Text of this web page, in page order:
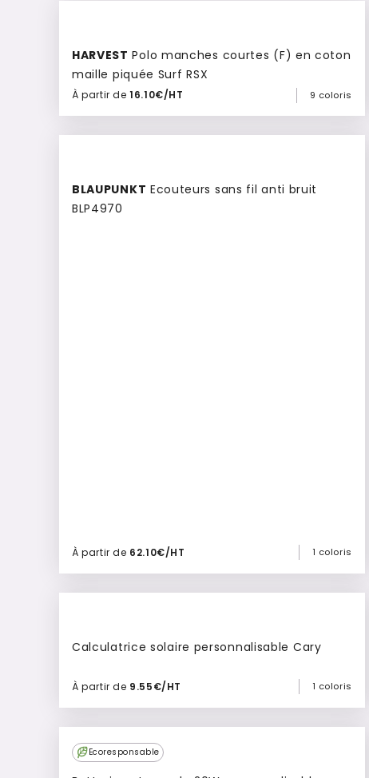
HARVEST Polo manches courtes (F) en coton
maille piquée Surf RSX
À partir de16.10€/HT 9 coloris
Ajouter à mon devis
BLAUPUNKT
BLP4970
À partir de 62.10€/HT 1 coloris
Ajouter à mon devis
Calculatrice solaire personnalisable Cary
À partir de 9.55€/HT 1 coloris
Ajouter à mon devis
Ecoresponsable